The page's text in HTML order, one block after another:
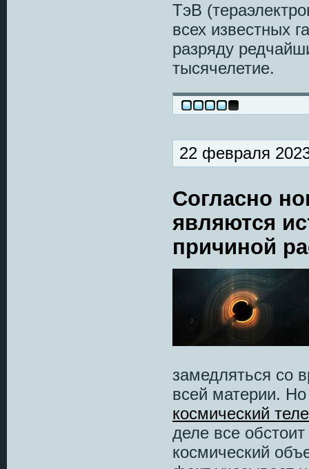
ТэВ
всех известных
разряду
тысячелетие.
22 февраля
Согласно
являются
причиной
замедляться со
всей материи.
космический
деле все
космический